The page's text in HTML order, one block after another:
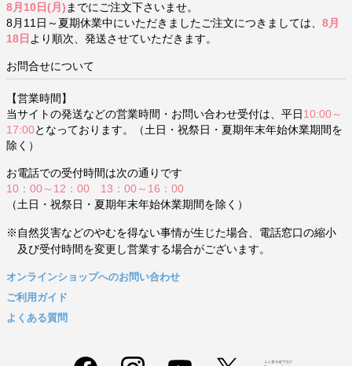
8月10日(月) までにご注文下さいませ。
8月11日～夏期休業中にいただきましたご注文につきましては、 8月
18日 より順次、発送させていただきます。
お問合せについて
【営業時間】
当サイトの発送などの営業時間・お問い合わせ受付は、平日 10:00～
17:00となっております。（土日・祝祭日・夏期年末年始休業期間を
除く）
お電話での受付時間は次の通りです
10：00～12：00 13：00～16：00
（土日・祝祭日・夏期年末年始休業期間を除く）
※自然災害などのやむを得ない事情が生じた場合、電話窓口の縮小
及び受付時間を変更し営業する場合がございます。
オンラインショップへのお問い合わせ
ご利用ガイド
よくある質問